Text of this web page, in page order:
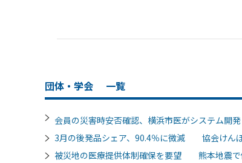
団体・学会 一覧
会員の災害時安否確認、横浜市医がシステム
3月の後発品シェア、90.4％に微減 協会けん
被災地の医療提供体制確保を要望 熊本地震で